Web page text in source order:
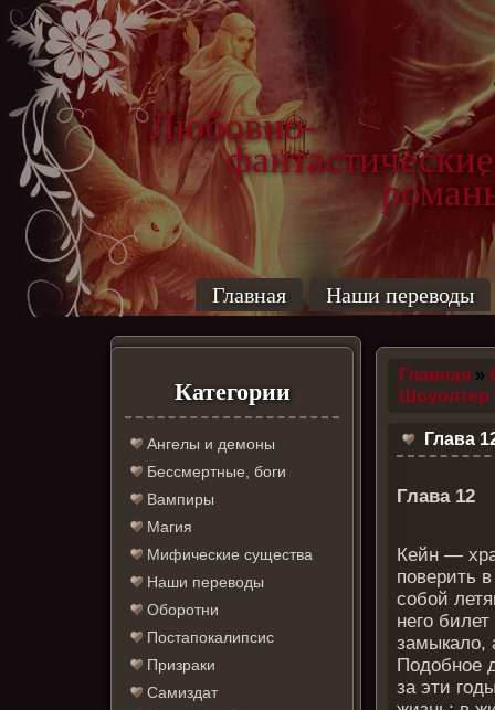
Любовно-
фантастические
Главная Наши переводы
Категории
Ангелы и демоны
Бессмертные, боги
Вампиры
Магия
Мифические существа
Наши переводы
Оборотни
Постапокалипсис
Призраки
Самиздат
Главная »
Шоуолтер
Глава
Глава 12
Кейн —
поверить
собой
него
замыкало,
Подобное
за эти